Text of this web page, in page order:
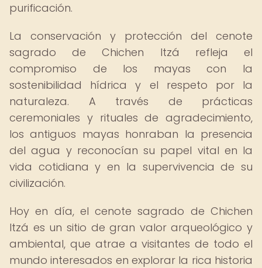
purificación.
La conservación y protección del cenote
sagrado de Chichen Itzá refleja el
compromiso de los mayas con la
sostenibilidad hídrica y el respeto por la
naturaleza. A través de prácticas
ceremoniales y rituales de agradecimiento,
los antiguos mayas honraban la presencia
del agua y reconocían su papel vital en la
vida cotidiana y en la supervivencia de su
civilización.
Hoy en día, el cenote sagrado de Chichen
Itzá es un sitio de gran valor arqueológico y
ambiental, que atrae a visitantes de todo el
mundo interesados en explorar la rica historia